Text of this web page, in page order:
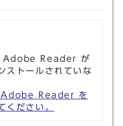
Adobe Reader が
ストールされていな
Adobe Reader を
ください。